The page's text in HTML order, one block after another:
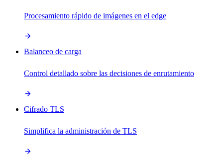
Procesamiento rápido de imágenes en el edge
Balanceo de carga
Control detallado sobre las decisiones de enrutamiento
Cifrado TLS
Simplifica la administración de TLS